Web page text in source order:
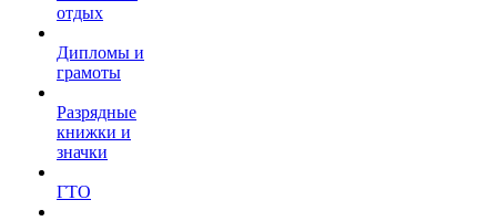
отдых
Дипломы и
грамоты
Разрядные
книжки и
значки
ГТО